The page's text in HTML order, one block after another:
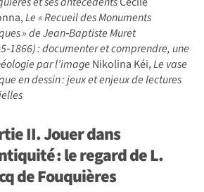
Le «Recueil des Monuments
» de Jean‑Baptiste Muret
: documenter et comprendre, une
éologie par l’image Nikolina Kéi,Le vase
en dessin: jeux et enjeux de lectures
II.Jouer dans
: le regard de L.
de Fouquières